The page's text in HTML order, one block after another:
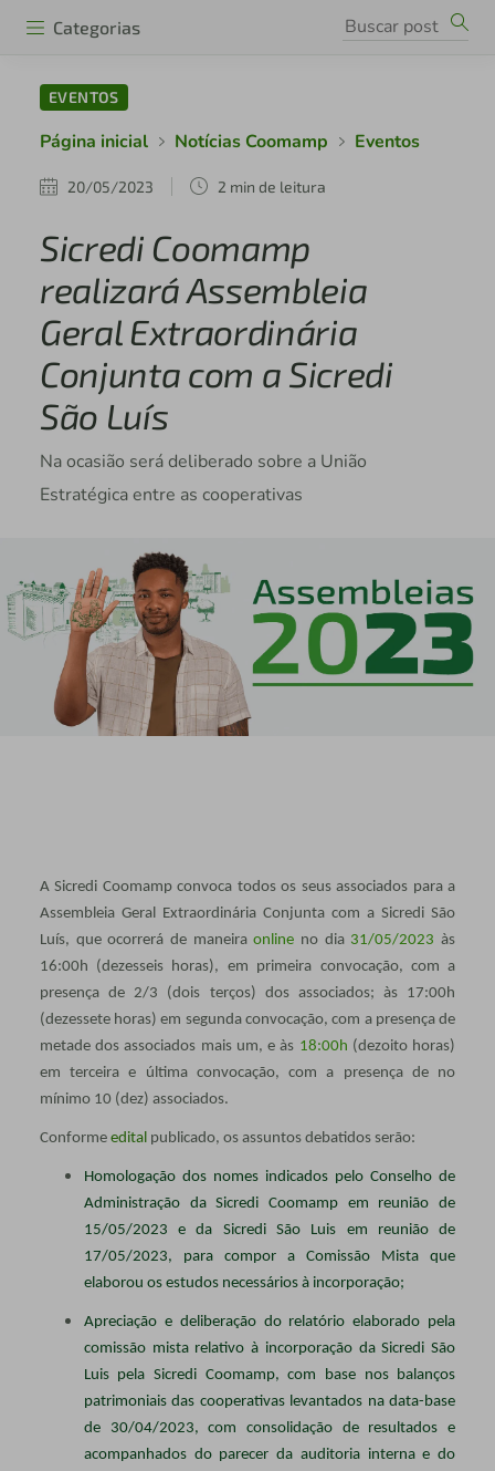
Categorias
EVENTOS
Página inicial Notícias Coomamp Eventos
20/05/2023 2 min de leitura
Sicredi Coomamp
realizará Assembleia
Geral Extraordinária
Conjunta com a Sicredi
São Luís
Na ocasião será deliberado sobre a União
Estratégica entre as cooperativas
A Sicredi Coomamp convoca todos os seus associados para a
Assembleia Geral Extraordinária Conjunta com a Sicredi São
Luís, que ocorrerá de maneiraonline no dia 31/05/2023 às
16:00h (dezesseis horas), em primeira convocação, com a
presença de 2/3 (dois terços) dos associados; às 17:00h
(dezessete horas) em segunda convocação, com a presença de
metade dos associados mais um, e às 18:00h (dezoito horas)
em terceira e última convocação, com a presença de no
mínimo 10 (dez) associados.
Conforme edital publicado, os assuntos debatidos serão:
Homologação dos nomes indicados pelo Conselho de
Administração da Sicredi Coomamp em reunião de
15/05/2023 e da Sicredi São Luis em reunião de
17/05/2023, para compor a Comissão Mista que
elaborou os estudos necessários à incorporação;
Apreciação e deliberação do relatório elaborado pela
comissão mista relativo à incorporação da Sicredi São
Luis pela Sicredi Coomamp, com base nos balanços
patrimoniais das cooperativas levantados na data-base
de 30/04/2023, com consolidação de resultados e
acompanhados do parecer da auditoria interna e do